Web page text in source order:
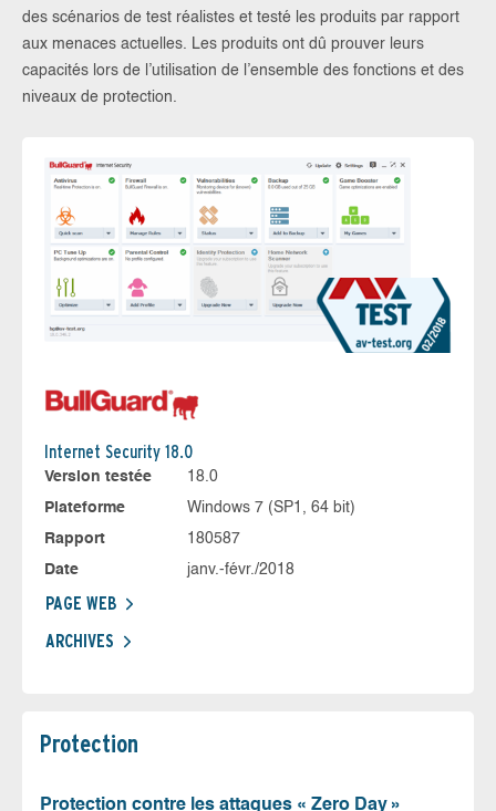
des scénarios de test réalistes et testé les produits par rapport
aux menaces actuelles. Les produits ont dû prouver leurs
capacités lors de l’utilisation de l’ensemble des fonctions et des
niveaux de protection.
Internet Security 18.0
Version testée
18.0
Plateforme
Windows 7 (SP1, 64 bit)
Rapport
180587
Date
janv.-févr./2018
PAGE WEB
ARCHIVES
Protection
Protection contre les attaques « Zero Day »